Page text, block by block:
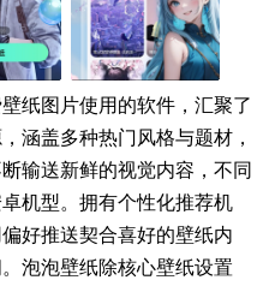
纸图片使用的软件，汇聚了
涵盖多种热门风格与题材，
输送新鲜的视觉内容，不同
机型。拥有个性化推荐机
好推送契合喜好的壁纸内
泡泡壁纸除核心壁纸设置